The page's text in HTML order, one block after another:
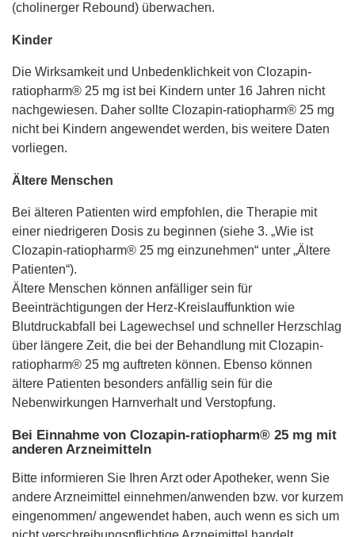
(cholinerger Rebound) überwachen.
Kinder
Die Wirksamkeit und Unbedenklichkeit von Clozapin-
ratiopharm® 25 mg ist bei Kindern unter 16 Jahren nicht
nachgewiesen. Daher sollte Clozapin-ratiopharm® 25 mg
nicht bei Kindern angewendet werden, bis weitere Daten
vorliegen.
Ältere Menschen
Bei älteren Patienten wird empfohlen, die Therapie mit
einer niedrigeren Dosis zu beginnen (siehe 3. „Wie ist
Clozapin-ratiopharm® 25 mg einzunehmen“ unter „Ältere
Patienten“).
Ältere Menschen können anfälliger sein für
Beeinträchtigungen der Herz-Kreislauffunktion wie
Blutdruckabfall bei Lagewechsel und schneller Herzschlag
über längere Zeit, die bei der Behandlung mit Clozapin-
ratiopharm® 25 mg auftreten können. Ebenso können
ältere Patienten besonders anfällig sein für die
Nebenwirkungen Harnverhalt und Verstopfung.
Bei Einnahme von Clozapin-ratiopharm® 25 mg mit
anderen Arzneimitteln
Bitte informieren Sie Ihren Arzt oder Apotheker, wenn Sie
andere Arzneimittel einnehmen/anwenden bzw. vor kurzem
eingenommen/ angewendet haben, auch wenn es sich um